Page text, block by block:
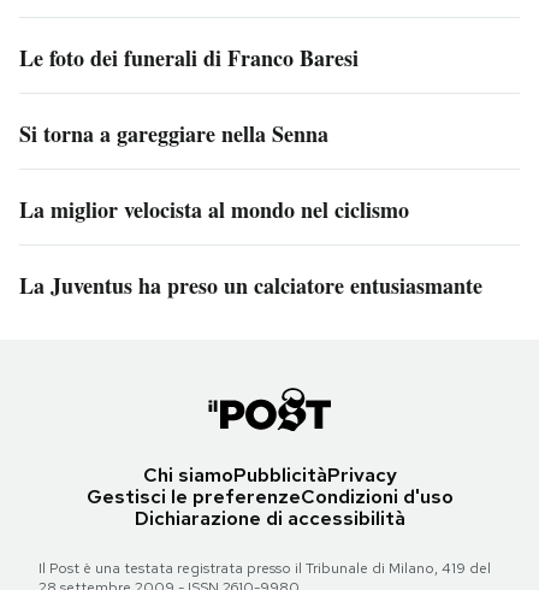
Le foto dei funerali di Franco Baresi
Si torna a gareggiare nella Senna
La miglior velocista al mondo nel ciclismo
La Juventus ha preso un calciatore entusiasmante
Chi siamoPubblicitàPrivacy
Gestisci le preferenzeCondizioni d'uso
Dichiarazione di accessibilità
Il Post è una testata registrata presso il Tribunale di Milano, 419 del